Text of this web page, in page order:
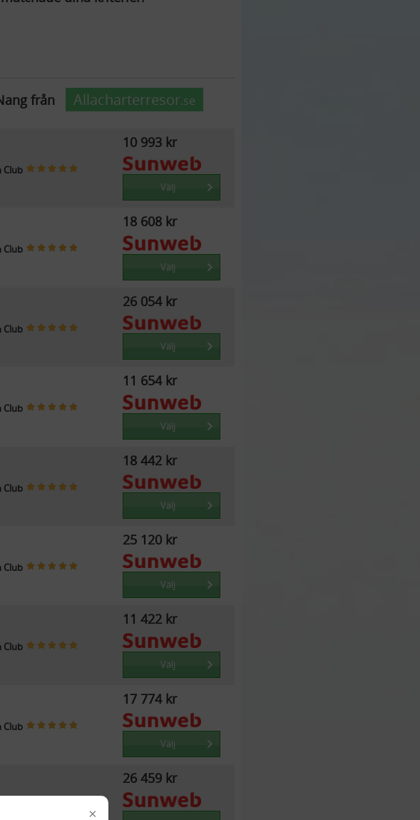
×
från Allacharterresor.se
10 993 kr
Välj
Club
18 608 kr
Välj
Club
26 054 kr
Välj
Club
11 654 kr
Välj
Club
18 442 kr
Välj
Club
25 120 kr
Välj
Club
11 422 kr
Välj
Club
17 774 kr
Välj
Club
26 459 kr